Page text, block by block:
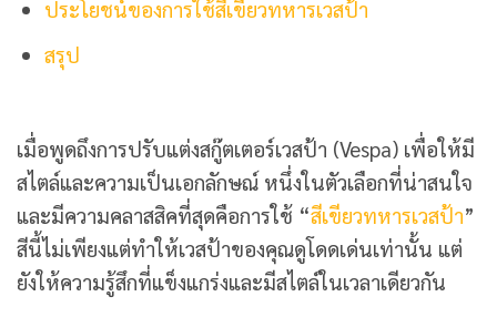
ประโยชน์ของการใช้สีเขียวทหารเวสป้า
สรุป
เมื่อพูดถึงการปรับแต่งสกู๊ตเตอร์เวสป้า (Vespa) เพื่อให้มี
สไตล์และความเป็นเอกลักษณ์ หนึ่งในตัวเลือกที่น่าสนใจ
และมีความคลาสสิคที่สุดคือการใช้ “สีเขียวทหารเวสป้า”
สีนี้ไม่เพียงแต่ทำให้เวสป้าของคุณดูโดดเด่นเท่านั้น แต่
ยังให้ความรู้สึกที่แข็งแกร่งและมีสไตล์ในเวลาเดียวกัน